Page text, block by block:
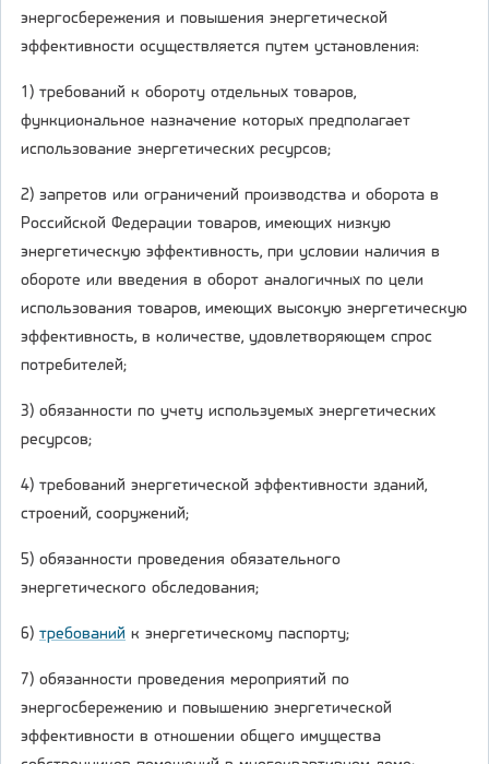
энергосбережения и повышения энергетической
эффективности осуществляется путем установления:
1) требований к обороту отдельных товаров,
функциональное назначение которых предполагает
использование энергетических ресурсов;
2) запретов или ограничений производства и оборота в
Российской Федерации товаров, имеющих низкую
энергетическую эффективность, при условии наличия в
обороте или введения в оборот аналогичных по цели
использования товаров, имеющих высокую энергетическую
эффективность, в количестве, удовлетворяющем спрос
потребителей;
3) обязанности по учету используемых энергетических
ресурсов;
4) требований энергетической эффективности зданий,
строений, сооружений;
5) обязанности проведения обязательного
энергетического обследования;
6) требований к энергетическому паспорту;
7) обязанности проведения мероприятий по
энергосбережению и повышению энергетической
эффективности в отношении общего имущества